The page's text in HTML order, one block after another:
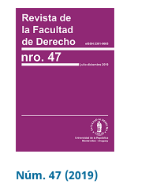
Núm. 47 (2019)